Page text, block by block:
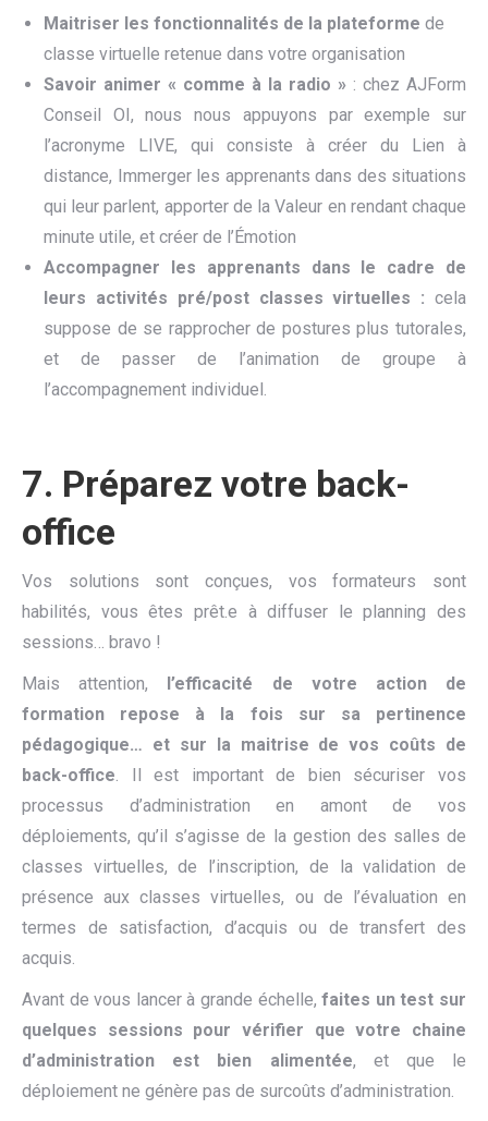
Maitriser les fonctionnalités de la plateforme de
classe virtuelle retenue dans votre organisation
Savoir animer « comme à la radio » : chez AJForm
Conseil OI, nous nous appuyons par exemple sur
l’acronyme LIVE, qui consiste à créer du Lien à
distance, Immerger les apprenants dans des situations
qui leur parlent, apporter de la Valeur en rendant chaque
minute utile, et créer de l’Émotion
Accompagner les apprenants dans le cadre de
leurs activités pré/post classes virtuelles :cela
suppose de se rapprocher de postures plus tutorales,
et de passer de l’animation de groupe à
l’accompagnement individuel.
7. Préparez votre back-
office
Vos solutions sont conçues, vos formateurs sont
habilités, vous êtes prêt.e à diffuser le planning des
sessions… bravo !
Mais attention, l’efficacité de votre action de
formation repose à la fois sur sa pertinence
pédagogique… et sur la maitrise de vos coûts de
back-office. Il est important de bien sécuriser vos
processus d’administration en amont de vos
déploiements, qu’il s’agisse de la gestion des salles de
classes virtuelles, de l’inscription, de la validation de
présence aux classes virtuelles, ou de l’évaluation en
termes de satisfaction, d’acquis ou de transfert des
acquis.
Avant de vous lancer à grande échelle, faites untest sur
quelques sessions pour vérifier que votre chaine
d’administration est bien alimentée, et que le
déploiement ne génère pas de surcoûts d’administration.